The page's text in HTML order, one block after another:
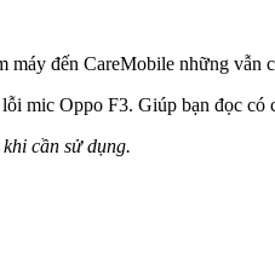
đến CareMobile những vẫn
mic Oppo F3. Giúp bạn đọc
khi cần sử dụng.